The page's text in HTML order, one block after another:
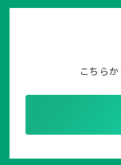
こちら